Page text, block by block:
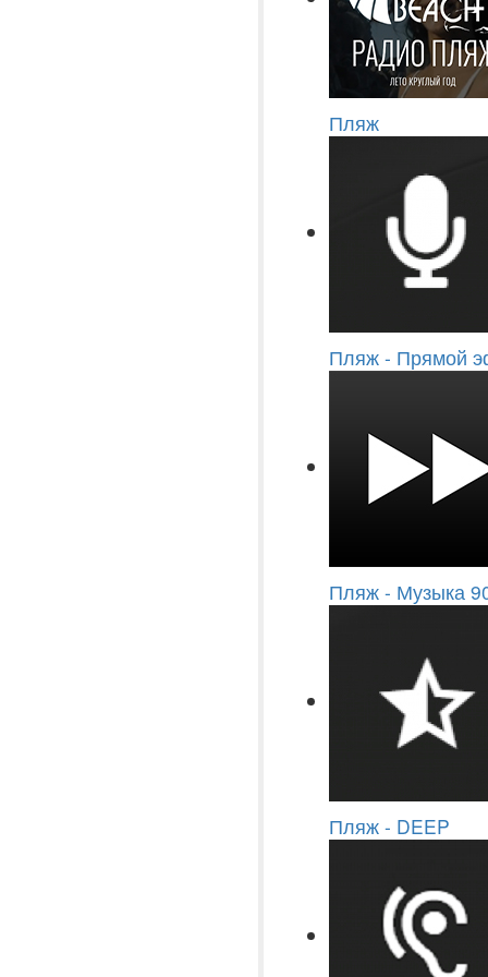
Пляж
Пляж - Прямой
Пляж - Музыка
Пляж - DEEP